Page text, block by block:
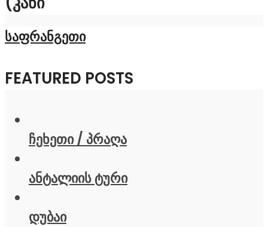
საფრანგეთი
FEATURED POSTS
ჩეხეთი / პრაღა
ანტალიის ტური
დუბაი